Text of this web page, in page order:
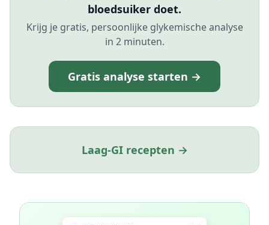
bloedsuiker doet.
Krijg je gratis, persoonlijke glykemische analyse
in 2 minuten.
Gratis analyse starten →
Laag-GI recepten →